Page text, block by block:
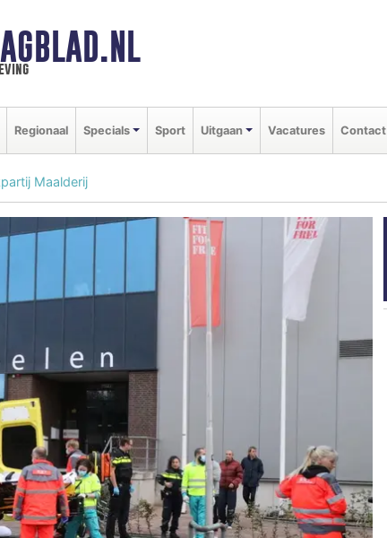
Regionaal Specials Sport Uitgaan Vacatures Contact
Maalderij